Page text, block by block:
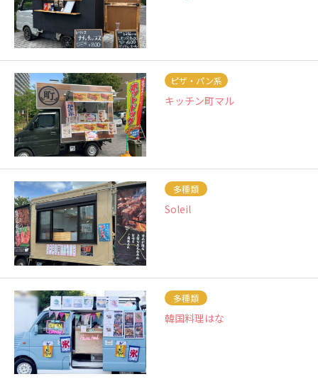
ピザ・パン系
キッチン町マル
多種類
Soleil
多種類
韓国料理はな